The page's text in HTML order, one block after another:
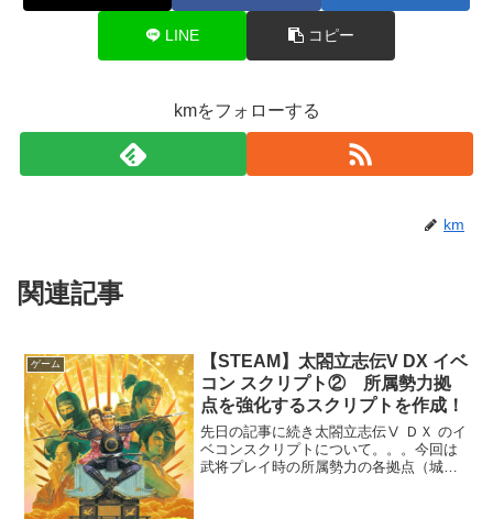
LINE コピー
kmをフォローする
km
関連記事
ゲーム
【STEAM】太閤立志伝V DX イベ
コン スクリプト② 所属勢力拠
点を強化するスクリプトを作成！
先日の記事に続き太閤立志伝Ⅴ ＤＸ のイ
ベコンスクリプトについて。。。今回は
武将プレイ時の所属勢力の各拠点（城）